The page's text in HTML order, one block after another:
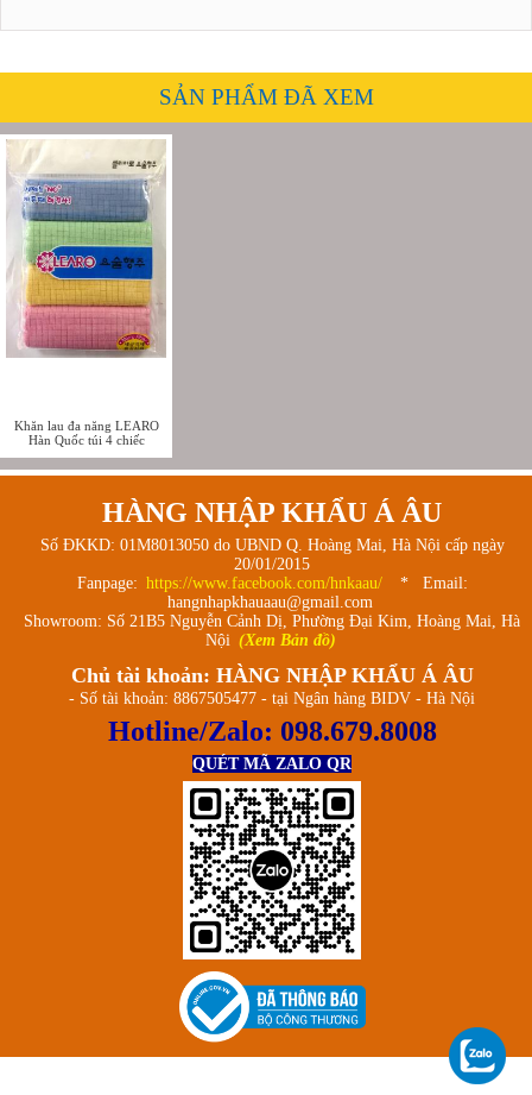
SẢN PHẨM ĐÃ XEM
Khăn lau đa năng LEARO
Hàn Quốc túi 4 chiếc
HÀNG NHẬP KHẨU Á ÂU
Số ĐKKD: 01M8013050 do UBND Q. Hoàng Mai, Hà Nội cấp ngày
20/01/2015
Fanpage: https://www.facebook.com/hnkaau/
* Email:
hangnhapkhauaau@gmail.com
Showroom: Số 21B5 Nguyễn Cảnh Dị, Phường Đại Kim, Hoàng Mai, Hà
Nội (Xem Bản đồ)
Chủ tài khoản: HÀNG NHẬP KHẨU Á ÂU
- Số tài khoản: 8867505477 - tại Ngân hàng BIDV - Hà Nội
Hotline/Zalo: 098.679.8008
QUÉT MÃ ZALO QR